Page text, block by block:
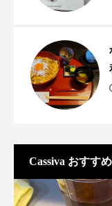
Cassiva おすす